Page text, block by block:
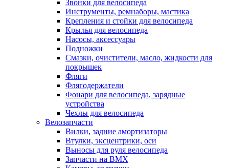
Звонки для велосипеда
Инструменты, ремнаборы, мастика
Крепления и стойки для велосипеда
Крылья для велосипеда
Насосы, аксессуары
Подножки
Смазки, очистители, масло, жидкости для
покрышек
Фляги
Флягодержатели
Фонари для велосипеда, зарядные
устройства
Чехлы для велосипеда
Велозапчасти
Вилки, задние амортизаторы
Втулки, эксцентрики, оси
Выносы для руля велосипеда
Запчасти на BMX